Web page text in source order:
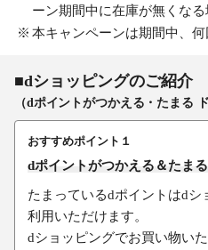
ーン期間中に在庫が無くなる
本キャンペーンは期間中、
■dショッピングのご紹介
（dポイントがつかえる・たまる
おすすめポイント１
dポイントがつかえる＆たまる
たまっているdポイントはd
利用いただけます。
dショッピングでお買い物い